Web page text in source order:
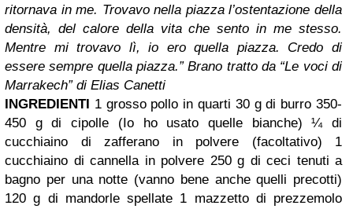
ritornava in me. Trovavo nella piazza l’ostentazione della
densità, del calore della vita che sento in me stesso.
Mentre mi trovavo lì, io ero quella piazza. Credo di
essere sempre quella piazza.” Brano tratto da “Le voci di
Marrakech” di Elias Canetti
INGREDIENTI 1 grosso pollo in quarti 30 g di burro 350-
450 g di cipolle (Io ho usato quelle bianche)
¼ di
cucchiaino di zafferano in polvere (facoltativo)
1
cucchiaino di cannella in polvere 250 g di ceci tenuti a
bagno per una notte (vanno bene anche quelli precotti)
120 g di mandorle spellate 1 mazzetto di prezzemolo